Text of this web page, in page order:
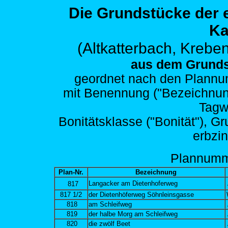
Die Grundstücke der
(Altkatterbach,
aus dem
geordnet nach den
mit Benennung
Bonitätsklasse ("Bonität"),
Plann
Plan-Nr.
Bezeichnung
817
Langacker am Dietenhoferweg
817 1/2
der Dietenhöferweg Söhnleinsgasse
818
am Schleifweg
819
der halbe Morg am Schleifweg
820
die zwölf Beet